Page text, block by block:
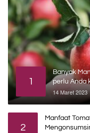
1
Banyak
perlu Anda
14 Maret 2023
2
Manfaat